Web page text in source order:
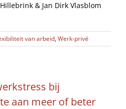
& Jan Dirk Vlasblom
van arbeid,Werk-privé
bij
aan meer of beter